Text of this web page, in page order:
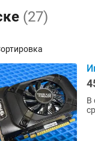
(27)
В